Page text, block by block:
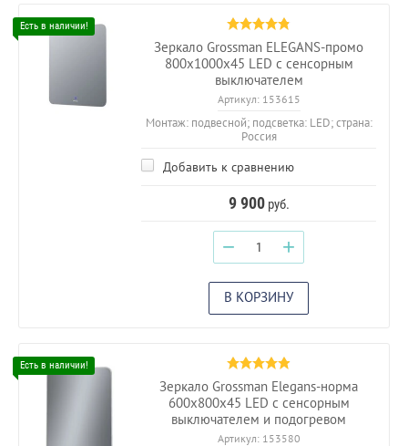
Зеркало Grossman ELEGANS-промо
800х1000х45 LED с сенсорным
выключателем
Артикул:153615
Монтаж: подвесной; подсветка: LED; страна:
Россия
Добавить к сравнению
9 900руб.
− +
В КОРЗИНУ
Зеркало Grossman Elegans-норма
600х800х45 LED с сенсорным
выключателем и подогревом
Артикул:153580